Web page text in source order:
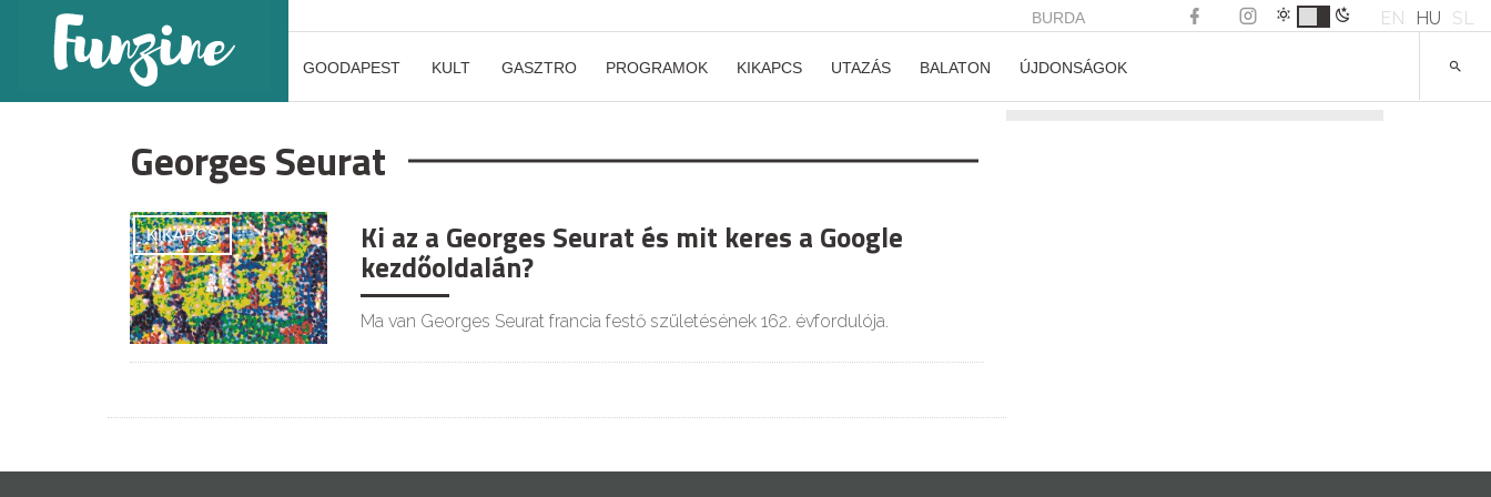
BURDA EN HU SL
GOODAPEST KULT GASZTRO PROGRAMOK KIKAPCS UTAZÁS BALATON ÚJDONSÁGOK
Georges Seurat
KIKAPCS Ki az a Georges Seurat és mit keres a Google
kezdőoldalán?
Ma van Georges Seurat francia festő születésének 162. évfordulója.